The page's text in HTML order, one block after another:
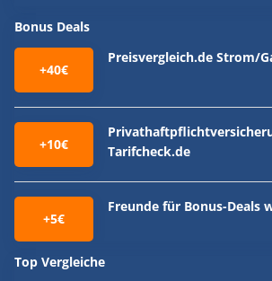
Bonus Deals
+40€
Preisvergleich.de Strom/
+10€
Tarifcheck.de
+5€
Freunde für Bonus-Deals
Top Vergleiche